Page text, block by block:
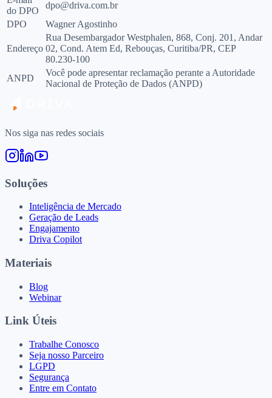
do DPO
dpo@driva.com.br
DPO
Wagner Agostinho
Endereço
Rua Desembargador Westphalen, 868, Conj. 201, Andar
02, Cond. Atem Ed, Rebouças, Curitiba/PR, CEP
80.230-100
ANPD
Você pode apresentar reclamação perante a Autoridade
Nacional de Proteção de Dados (ANPD)
Nos siga nas redes sociais
Soluções
Inteligência de Mercado
Geração de Leads
Engajamento
Driva Copilot
Materiais
Blog
Webinar
Link Úteis
Trabalhe Conosco
Seja nosso Parceiro
LGPD
Segurança
Entre em Contato